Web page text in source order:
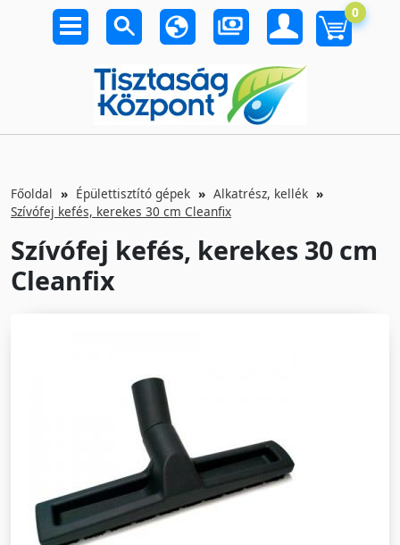
0
Főoldal Épülettisztító gépek
Alkatrész, kellék
Szívófej kefés, kerekes 30 cm Cleanfix
Szívófej kefés, kerekes 30 cm
Cleanfix